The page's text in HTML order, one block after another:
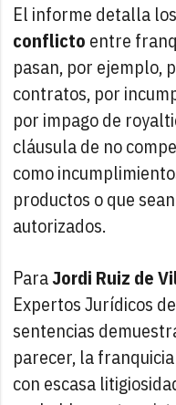
El informe detalla
conflicto entre
pasan, por ejemplo,
contratos, por
por impago de
cláusula de no
como
productos o que
autorizados.
ParaJordi Ruiz de
Expertos Jurídicos
sentencias
parecer, la
con escasa